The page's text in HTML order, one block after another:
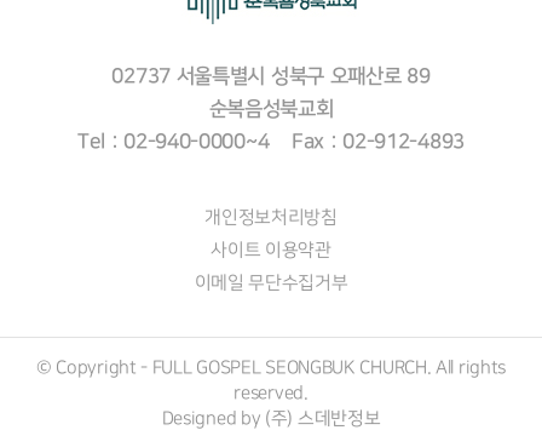
02737 서울특별시 성북구 오패산로 89
순복음성북교회
Tel : 02-940-0000~4 Fax : 02-912-4893
개인정보처리방침
사이트 이용약관
이메일 무단수집거부
© Copyright - FULL GOSPEL SEONGBUK CHURCH. All rights
reserved.
Designed by (주) 스데반정보